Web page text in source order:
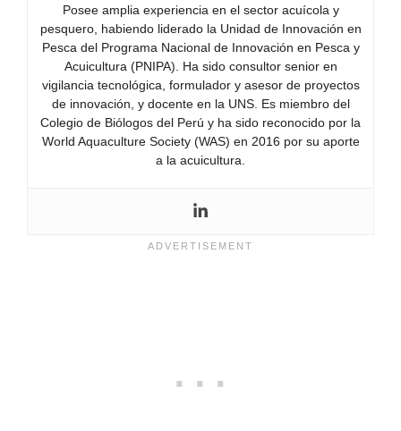
Posee amplia experiencia en el sector acuícola y
pesquero, habiendo liderado la Unidad de Innovación en
Pesca del Programa Nacional de Innovación en Pesca y
Acuicultura (PNIPA). Ha sido consultor senior en
vigilancia tecnológica, formulador y asesor de proyectos
de innovación, y docente en la UNS. Es miembro del
Colegio de Biólogos del Perú y ha sido reconocido por la
World Aquaculture Society (WAS) en 2016 por su aporte
a la acuicultura.